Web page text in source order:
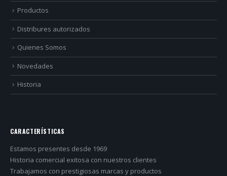
Productos
Distribures autorizados
Quienes Somos
Novedades
Historia
CARACTERÍSTICAS
Estamos presentes desde 1969
Historia comercial exitosa con nuestros clientes
Trabajamos con prestigiosas marcas y productos